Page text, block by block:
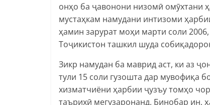
онҳо ба ҷавонони низомӣ омӯхтани
мустаҳкам намудани интизоми
ҳамин зарурат моҳи марти соли
Тоҷикистон ташкил шуда
Зикр намудан ба маврид аст, ки аз
тули 15 соли гузошта дар мувофиқа
хизматчиёни ҳарбии ҷузъу томҳо
таърихӣ мегузаронанд. Бинобар ин,